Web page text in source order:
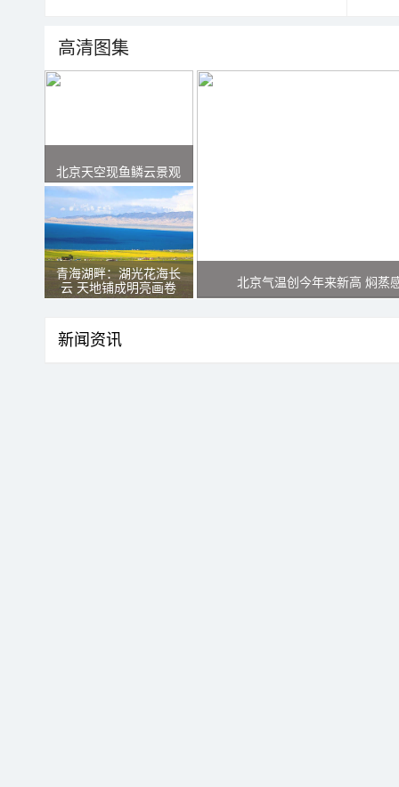
高清图集
北京天空现鱼鳞云景观
青海湖畔：湖光花海长
云 天地铺成明亮画卷
北京气温创今年来新高 焖蒸
新闻资讯